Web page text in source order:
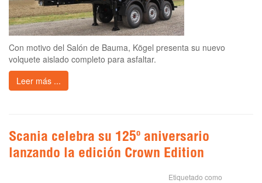
Con motivo del Salón de Bauma, Kögel presenta su nuevo
volquete aislado completo para asfaltar.
Leer más ...
Scania celebra su 125º aniversario
lanzando la edición Crown Edition
Etiquetado como